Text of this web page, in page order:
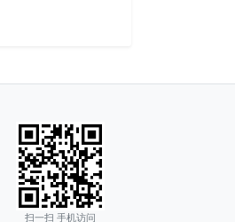
扫一扫 手机访问